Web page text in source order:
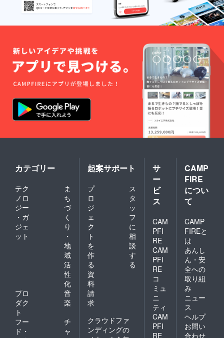
カテゴリー
テク
ノロ
ジー
・ガ
ジェ
ット
ま
ち
づ
く
り
・
地
域
活
性
化
プロ
ダク
ト
音
楽
フー
ド・
チ
ャ
起案サポート
プ
ロ
ジ
ェ
ク
ト
を
作
る
ス
タ
ッ
フ
に
相
談
す
る
資
料
請
求
クラウドファ
ンディングの
サ
ー
ビ
ス
CAM
PFI
RE
CAM
PFI
RE
コ
ミュ
ニ
ティ
CAM
PFI
RE
CAMP
FIRE
につい
て
CAMP
FIREと
は
あんし
ん・安
全への
取り組
み
ニュー
ス
ヘルプ
お問い
合わせ